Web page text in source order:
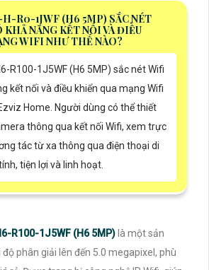
R0-1JWF (H6 5MP) SẮC NÉT
NĂNG KẾT NỐI VÀ ĐIỀU
WIFI NHƯ THẾ NÀO?
R100-1J5WF (H6 5MP) sắc nét Wifi
kết nối và điều khiển qua mạng Wifi
Home. Người dùng có thể thiết
thông qua kết nối Wifi, xem trực
tác từ xa thông qua điện thoại di
tiện lợi và linh hoạt.
R100-1J5WF (H6 5MP)là một sản
phân giải lên đến 5.0 megapixel, phù